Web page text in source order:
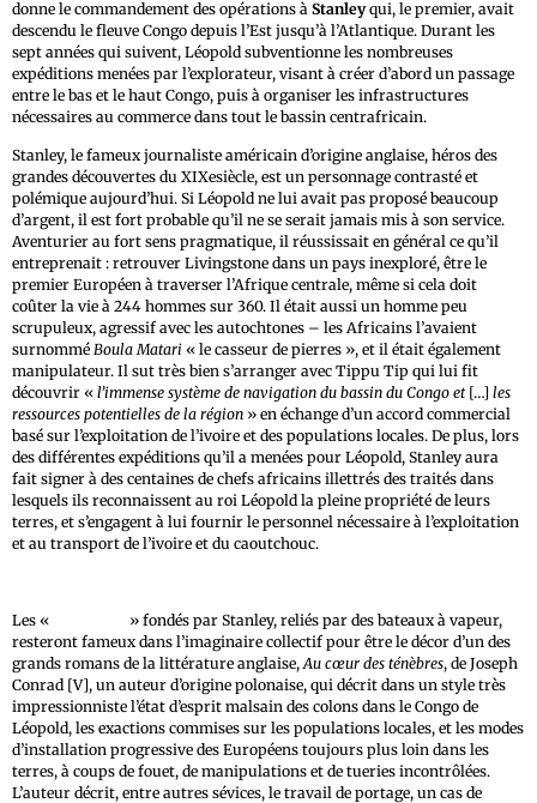
donne le commandement des opérations à Stanleyqui, le premier, avait
descendu le fleuve Congo depuis l’Est jusqu’à l’Atlantique. Durant les
sept années qui suivent, Léopold subventionne les nombreuses
expéditions menées par l’explorateur, visant à créer d’abord un passage
entre le bas et le haut Congo, puis à organiser les infrastructures
nécessaires au commerce dans tout le bassin centrafricain.
Stanley, le fameux journaliste américain d’origine anglaise, héros des
grandes découvertes du XIXesiècle, est un personnage contrasté et
polémique aujourd’hui. Si Léopold ne lui avait pas proposé beaucoup
d’argent, il est fort probable qu’il ne se serait jamais mis à son service.
Aventurier au fort sens pragmatique, il réussissait en général ce qu’il
entreprenait : retrouver Livingstone dans un pays inexploré, être le
premier Européen à traverser l’Afrique centrale, même si cela doit
coûter la vie à 244 hommes sur 360. Il était aussi un homme peu
scrupuleux, agressif avec les autochtones – les Africains l’avaient
surnommé Boula Matari « le casseur de pierres », et il était également
manipulateur. Il sut très bien s’arranger avec Tippu Tip qui lui fit
découvrir « l’immense système de navigation du bassin du Congo et[…] les
ressources potentielles de la région » en échange d’un accord commercial
basé sur l’exploitation de l’ivoire et des populations locales. De plus, lors
des différentes expéditions qu’il a menées pour Léopold, Stanley aura
fait signer à des centaines de chefs africains illettrés des traités dans
lesquels ils reconnaissent au roi Léopold la pleine propriété de leurs
terres, et s’engagent à lui fournir le personnel nécessaire à l’exploitation
et au transport de l’ivoire et du caoutchouc.
Les «
» fondés par Stanley, reliés par des bateaux à vapeur,
resteront fameux dans l’imaginaire collectif pour être le décor d’un des
grands romans de la littérature anglaise, Au cœur des ténèbres, de Joseph
Conrad [V], un auteur d’origine polonaise, qui décrit dans un style très
impressionniste l’état d’esprit malsain des colons dans le Congo de
Léopold, les exactions commises sur les populations locales, et les modes
d’installation progressive des Européens toujours plus loin dans les
terres, à coups de fouet, de manipulations et de tueries incontrôlées.
L’auteur décrit, entre autres sévices, le travail de portage, un cas de